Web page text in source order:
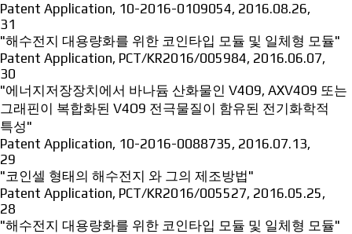
Patent Application, 10-2016-0109054, 2016.08.26,
31
"해수전지 대용량화를 위한 코인타입 모듈 및 일체형 모듈"
Patent Application, PCT/KR2016/005984, 2016.06.07,
30
"에너지저장장치에서 바나듐 산화물인 V4O9, AXV4O9 또는
그래핀이 복합화된 V4O9 전극물질이 함유된 전기화학적
특성"
Patent Application, 10-2016-0088735, 2016.07.13,
29
"코인셀 형태의 해수전지 와 그의 제조방법"
Patent Application, PCT/KR2016/005527, 2016.05.25,
28
"해수전지 대용량화를 위한 코인타입 모듈 및 일체형 모듈"